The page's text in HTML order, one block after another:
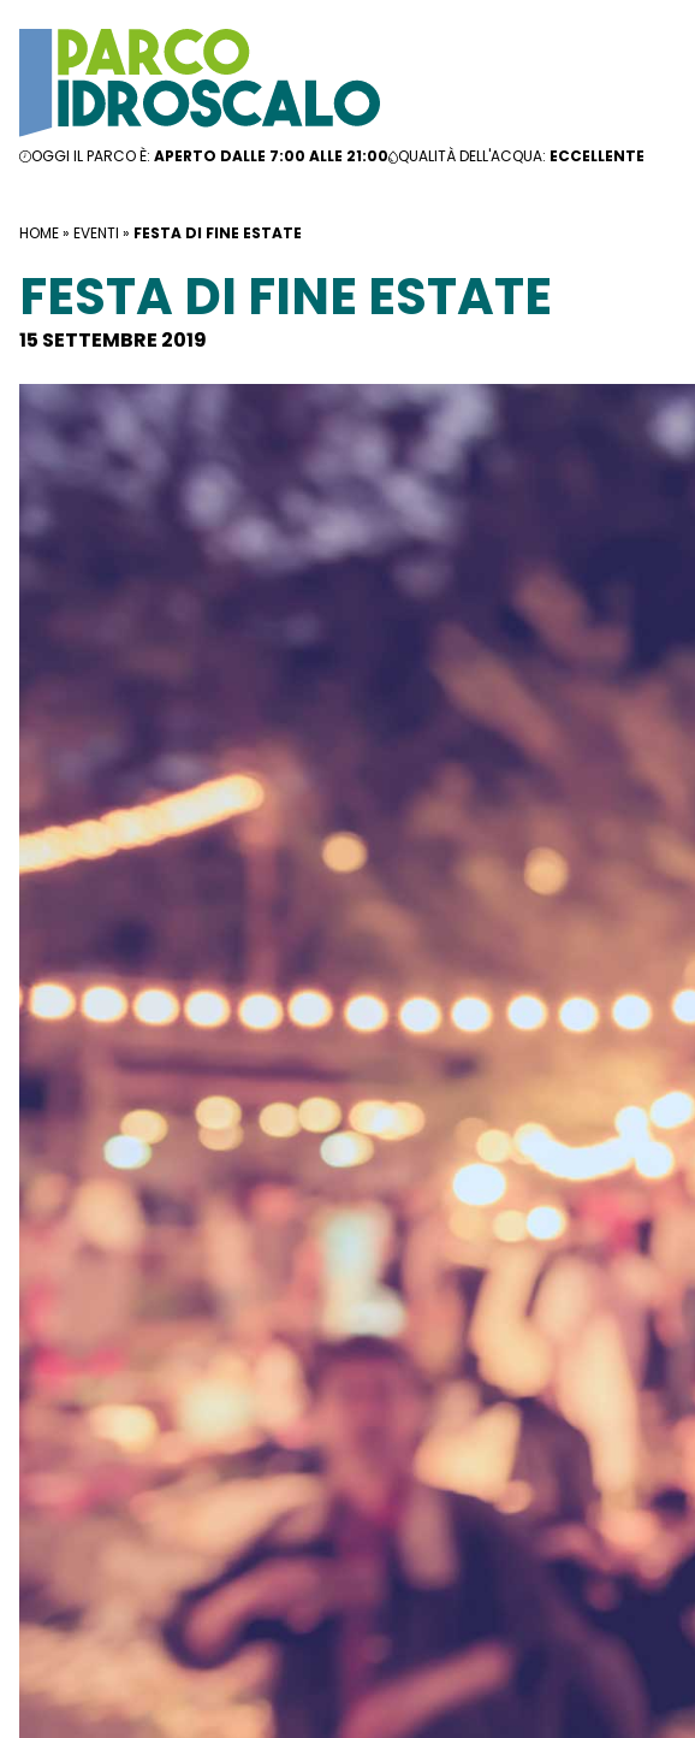
OGGI IL PARCO È: APERTO DALLE 7:00 ALLE 21:00 QUALITÀ DELL'ACQUA: ECCELLENTE
HOME» EVENTI » FESTA DI FINE ESTATE
FESTA DI FINE ESTATE
15 SETTEMBRE 2019